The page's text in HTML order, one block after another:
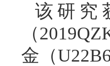
该研究
（
金（